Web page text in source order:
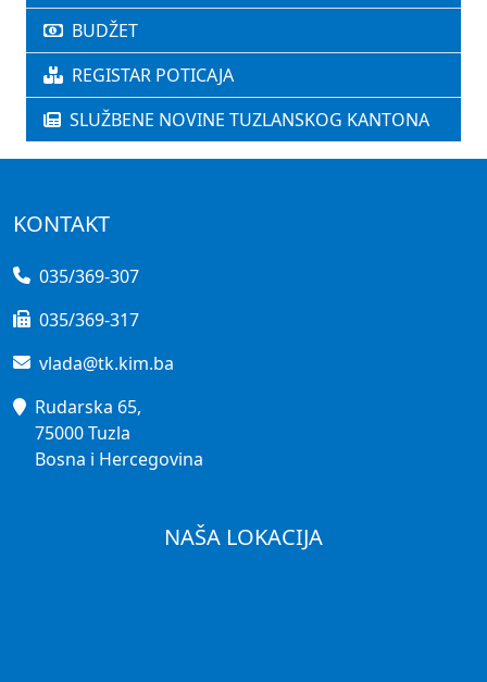
BUDŽET
REGISTAR POTICAJA
SLUŽBENE NOVINE TUZLANSKOG KANTONA
KONTAKT
035/369-307
035/369-317
vlada@tk.kim.ba
Rudarska 65,
75000 Tuzla
Bosna i Hercegovina
NAŠA LOKACIJA